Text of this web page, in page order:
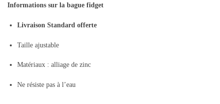
Informations sur la bague fidget
Livraison Standard offerte
Taille ajustable
Matériaux : alliage de zinc
Ne résiste pas à l’eau